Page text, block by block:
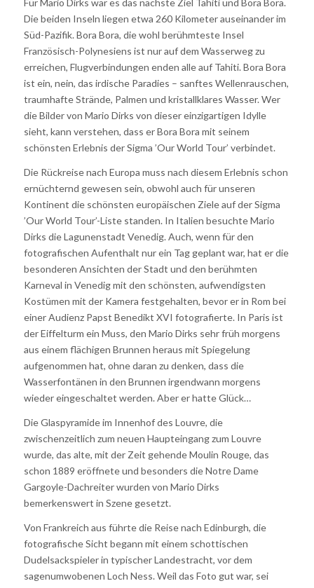
Für Mario Dirks war es das nächste Ziel Tahiti und Bora Bora.
Die beiden Inseln liegen etwa 260 Kilometer auseinander im
Süd-Pazifik. Bora Bora, die wohl berühmteste Insel
Französisch-Polynesiens ist nur auf dem Wasserweg zu
erreichen, Flugverbindungen enden alle auf Tahiti. Bora Bora
ist ein, nein, das irdische Paradies – sanftes Wellenrauschen,
traumhafte Strände, Palmen und kristallklares Wasser. Wer
die Bilder von Mario Dirks von dieser einzigartigen Idylle
sieht, kann verstehen, dass er Bora Bora mit seinem
schönsten Erlebnis der Sigma ’Our World Tour’ verbindet.
Die Rückreise nach Europa muss nach diesem Erlebnis schon
ernüchternd gewesen sein, obwohl auch für unseren
Kontinent die schönsten europäischen Ziele auf der Sigma
’Our World Tour’-Liste standen. In Italien besuchte Mario
Dirks die Lagunenstadt Venedig. Auch, wenn für den
fotografischen Aufenthalt nur ein Tag geplant war, hat er die
besonderen Ansichten der Stadt und den berühmten
Karneval in Venedig mit den schönsten, aufwendigsten
Kostümen mit der Kamera festgehalten, bevor er in Rom bei
einer Audienz Papst Benedikt XVI fotografierte. In Paris ist
der Eiffelturm ein Muss, den Mario Dirks sehr früh morgens
aus einem flächigen Brunnen heraus mit Spiegelung
aufgenommen hat, ohne daran zu denken, dass die
Wasserfontänen in den Brunnen irgendwann morgens
wieder eingeschaltet werden. Aber er hatte Glück…
Die Glaspyramide im Innenhof des Louvre, die
zwischenzeitlich zum neuen Haupteingang zum Louvre
wurde, das alte, mit der Zeit gehende Moulin Rouge, das
schon 1889 eröffnete und besonders die Notre Dame
Gargoyle-Dachreiter wurden von Mario Dirks
bemerkenswert in Szene gesetzt.
Von Frankreich aus führte die Reise nach Edinburgh, die
fotografische Sicht begann mit einem schottischen
Dudelsackspieler in typischer Landestracht, vor dem
sagenumwobenen Loch Ness. Weil das Foto gut war, sei